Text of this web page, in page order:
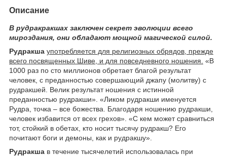
Описание
В рудракракшах заключен секрет эволюции всего
мироздания, они обладают мощной магической силой.
Рудракша употребляется для религиозных обрядов, прежде
всего посвященных Шиве, и для повседневного ношения. «В
1000 раз по сто миллионов обретает благой результат
человек, с преданностью совершающий джапу (молитву) с
рудракшей. Велик результат ношения с истинной
преданностью рудракши». «Ликом рудракши именуется
Рудра, точка – все божества. Благодаря ношению рудракши,
человек избавится от всех грехов». «С кем может сравниться
тот, стойкий в обетах, кто носит тысячу рудракш? Его
почитают боги и демоны, как и рудракшу».
Рудракша в течение тысячелетий использовалась при